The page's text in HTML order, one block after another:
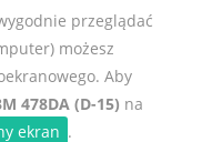
przeglądać
możesz
Aby
478DA (D-15) na
ekran .